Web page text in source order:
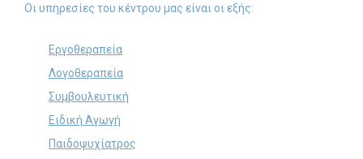
Οι υπηρεσίες του κέντρου μας είναι οι εξής:
Εργοθεραπεία
Λογοθεραπεία
Συμβουλευτική
Ειδική Αγωγή
Παιδοψυχίατρος